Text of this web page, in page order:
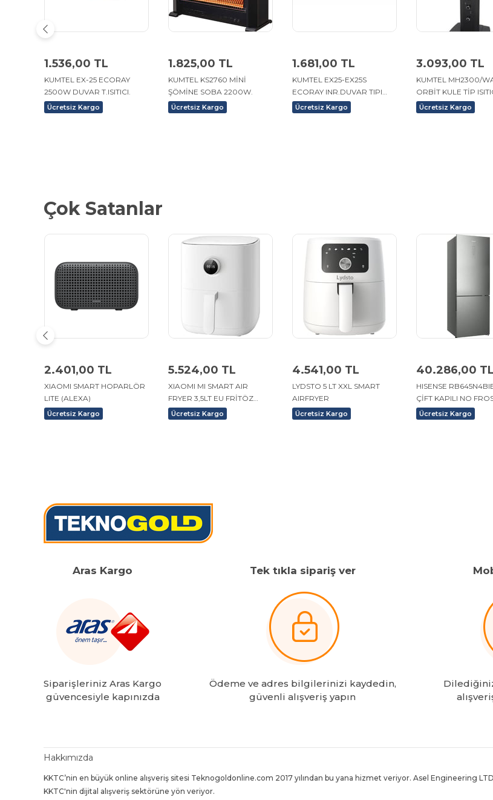
1.536,00 TL
KUMTEL EX-25 ECORAY
2500W DUVAR T.ISITICI.
Ücretsiz Kargo
1.825,00 TL
KUMTEL KS2760 MİNİ
ŞÖMİNE SOBA 2200W.
Ücretsiz Kargo
1.681,00 TL
KUMTEL EX25-EX25S
ECORAY INR.DUVAR TIPI
SOBA 2500W.
Ücretsiz Kargo
3.093,00 TL
KUMTEL MH2300/
ORBİT KULE TİP
SOBA.
Ücretsiz Kargo
Çok Satanlar
2.401,00 TL
XIAOMI SMART HOPARLÖR
LITE (ALEXA)
Ücretsiz Kargo
5.524,00 TL
XIAOMI MI SMART AIR
FRYER 3,5LT EU FRİTÖZ
BEYAZ
Ücretsiz Kargo
4.541,00 TL
LYDSTO 5 LT XXL SMART
AIRFRYER
Ücretsiz Kargo
40.286,00 TL
HISENSE
ÇİFT KAPILI NO
KOMBİ BUZDOLABI
Ücretsiz Kargo
Aras Kargo
Siparişleriniz Aras Kargo
güvencesiyle kapınızda
Tek tıkla sipariş ver
Ödeme ve adres bilgilerinizi kaydedin,
güvenli alışveriş yapın
Hakkımızda
KKTC’nin en büyük online alışveriş sitesi Teknogoldonline.com 2017 yılından bu yana hizmet veriyor. Asel Engineering
KKTC'nin dijital alışveriş sektörüne yön veriyor.